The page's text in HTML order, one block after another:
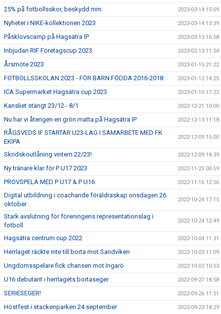
25% på fotbollsskor, beskydd mm 2023-03-14 15:09
Nyheter i NIKE-kollektionen 2023 2023-03-14 13:39
Påsklovscamp på Hagsätra IP 2023-03-13 16:58
Inbjudan RIF Företagscup 2023 2023-02-13 11:54
Årsmöte 2023 2023-01-15 21:22
FOTBOLLSSKOLAN 2023 - FÖR BARN FÖDDA 2016-2018 2023-01-12 14:25
ICA Supermarket Hagsätra cup 2023 2023-01-10 17:22
Kansliet stängt 23/12 - 8/1 2022-12-21 10:00
Nu har vi återigen en grön matta på Hagsätra IP 2022-12-13 11:18
RÅGSVEDS IF STARTAR U23-LAG I SAMARBETE MED FK
EKIPA
2022-12-09 15:00
Skridskoutlåning vintern 22/23! 2022-12-09 14:39
Ny tränare klar för P U17 2023 2022-11-25 00:59
PROVSPELA MED P U17 & P U16 2022-11-16 12:56
Digital utbildning i coachande föräldraskap onsdagen 26
oktober
2022-10-24 17:15
Stark avslutning för föreningens representationslag i
fotboll
2022-10-24 12:49
Hagsätra centrum cup 2022 2022-10-04 11:31
Herrlaget räckte inte till borta mot Sandviken 2022-10-03 11:09
Ungdomsspelare fick chansen mot Ingarö 2022-10-03 10:53
U16 debutant i herrlagets bortaseger 2022-09-27 18:58
SERIESEGER! 2022-09-26 11:51
Höstfest i stackenparken 24 september 2022-09-23 18:29